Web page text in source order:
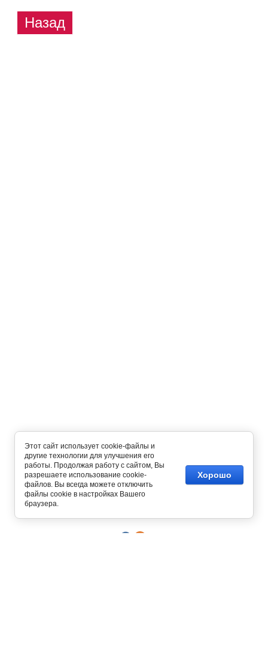
Назад
Copyright © 2012 - 2026
Этот сайт использует cookie-файлы и
другие технологии для улучшения его
работы. Продолжая работу с сайтом, Вы
разрешаете использование cookie-
файлов. Вы всегда можете отключить
файлы cookie в настройках Вашего
браузера.
Хорошо